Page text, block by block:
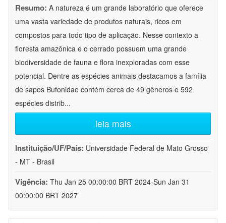
Resumo: A natureza é um grande laboratório que oferece
uma vasta variedade de produtos naturais, ricos em
compostos para todo tipo de aplicação. Nesse contexto a
floresta amazônica e o cerrado possuem uma grande
biodiversidade de fauna e flora inexploradas com esse
potencial. Dentre as espécies animais destacamos a família
de sapos Bufonidae contém cerca de 49 gêneros e 592
espécies distrib...
leia mais
Instituição/UF/País: Universidade Federal de Mato Grosso
- MT - Brasil
Vigência: Thu Jan 25 00:00:00 BRT 2024-Sun Jan 31
00:00:00 BRT 2027